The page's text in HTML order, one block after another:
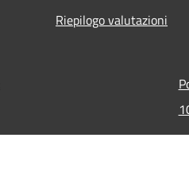
Riepilogo valutazioni